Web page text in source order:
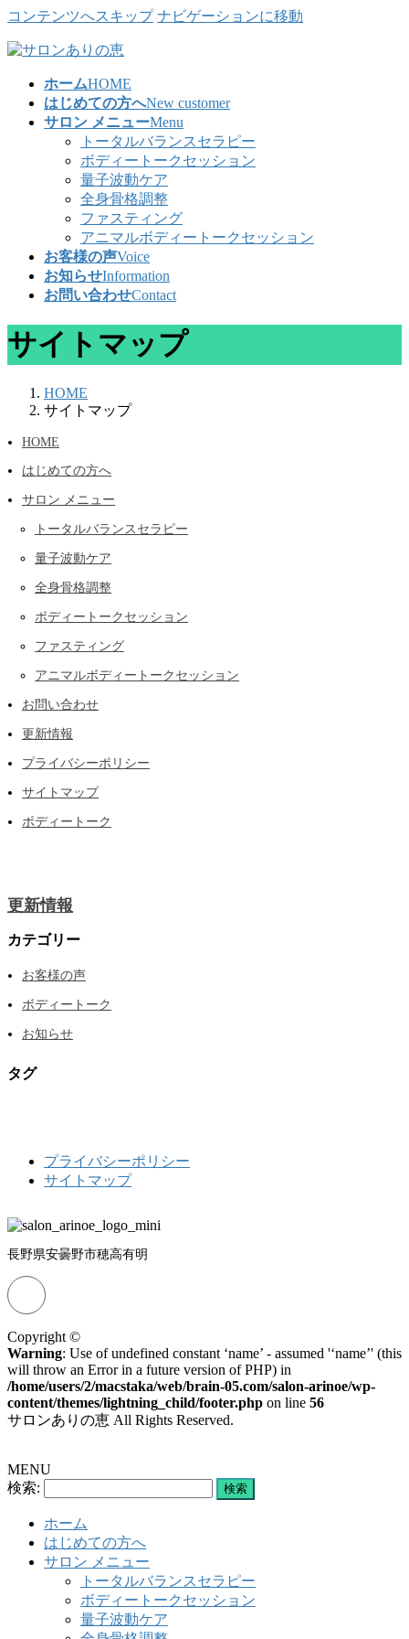
コンテンツへスキップ ナビゲーションに移動
ホームHOME
はじめての方へNew customer
サロン メニューMenu
トータルバランスセラピー
ボディートークセッション
量子波動ケア
全身骨格調整
ファスティング
アニマルボディートークセッション
お客様の声Voice
お知らせInformation
お問い合わせContact
サイトマップ
HOME
サイトマップ
HOME
はじめての方へ
サロン メニュー
トータルバランスセラピー
量子波動ケア
全身骨格調整
ボディートークセッション
ファスティング
アニマルボディートークセッション
お問い合わせ
更新情報
プライバシーポリシー
サイトマップ
ボディートーク
更新情報
カテゴリー
お客様の声
ボディートーク
お知らせ
タグ
プライバシーポリシー
サイトマップ
長野県安曇野市穂高有明
Copyright ©
Warning: Use of undefined constant ‘name’ - assumed '‘name’' (this
will throw an Error in a future version of PHP) in
/home/users/2/macstaka/web/brain-05.com/salon-arinoe/wp-
content/themes/lightning_child/footer.php on line 56
サロンありの恵 All Rights Reserved.
MENU
検索:
ホーム
はじめての方へ
サロン メニュー
トータルバランスセラピー
ボディートークセッション
量子波動ケア